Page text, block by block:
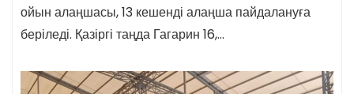
ойын алаңшасы, 13 кешенді алаңша пайдалануға
беріледі. Қазіргі таңда Гагарин 16,…